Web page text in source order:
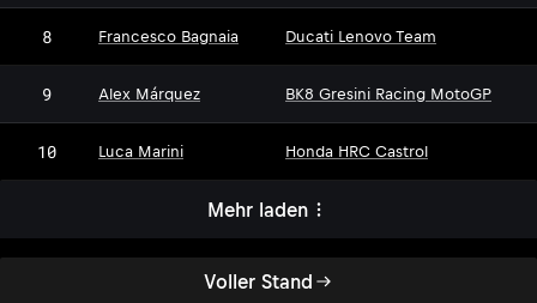
Voller Stand
8 Francesco Bagnaia Ducati Lenovo Team
9 Alex Márquez BK8 Gresini Racing MotoGP
10 Luca Marini Honda HRC Castrol
Mehr laden